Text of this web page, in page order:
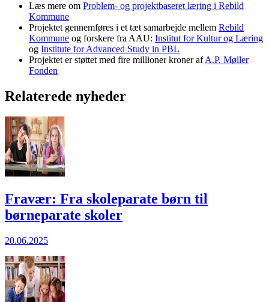
Læs mere om Problem- og projektbaseret læring i Rebild
Kommune
Projektet gennemføres i et tæt samarbejde mellem Rebild
Kommune og forskere fra AAU: Institut for Kultur og Læring
og Institute for Advanced Study in PBL
Projektet er støttet med fire millioner kroner afA.P. Møller
Fonden
Relaterede nyheder
Fravær: Fra skoleparate børn til
børneparate skoler
20.06.2025